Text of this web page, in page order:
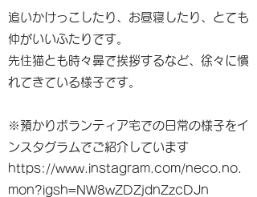
追いかけっこしたり、お昼寝したり、とても
仲がいいふたりです。
先住猫とも時々鼻で挨拶するなど、徐々に慣
れてきている様子です。
※預かりボランティア宅での日常の様子をイ
ンスタグラムでご紹介しています
https://www.instagram.com/neco.no.
mon?igsh=NW8wZDZjdnZzcDJn